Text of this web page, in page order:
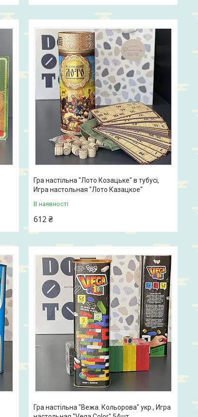
Гра настільна "Лото Козацьке" в тубусі,
Игра настольная "Лото Казацкое"
В наявності
612 ₴
Гра настільна "Вежа. Кольорова" укр., Игра